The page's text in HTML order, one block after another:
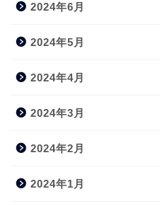
2024年6月
2024年5月
2024年4月
2024年3月
2024年2月
2024年1月